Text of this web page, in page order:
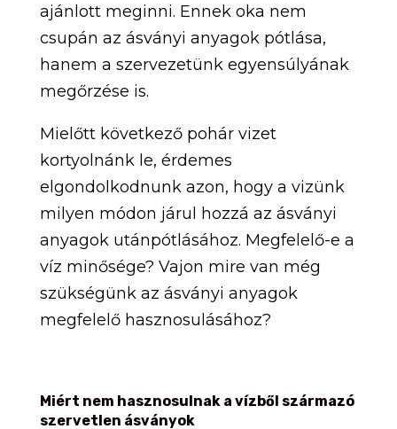
ajánlott meginni. Ennek oka nem
csupán az ásványi anyagok pótlása,
hanem a szervezetünk egyensúlyának
megőrzése is.
Mielőtt következő pohár vizet
kortyolnánk le, érdemes
elgondolkodnunk azon, hogy a vizünk
milyen módon járul hozzá az ásványi
anyagok utánpótlásához. Megfelelő-e a
víz minősége? Vajon mire van még
szükségünk az ásványi anyagok
megfelelő hasznosulásához?
Miért nem hasznosulnak a vízből származó
szervetlen ásványok